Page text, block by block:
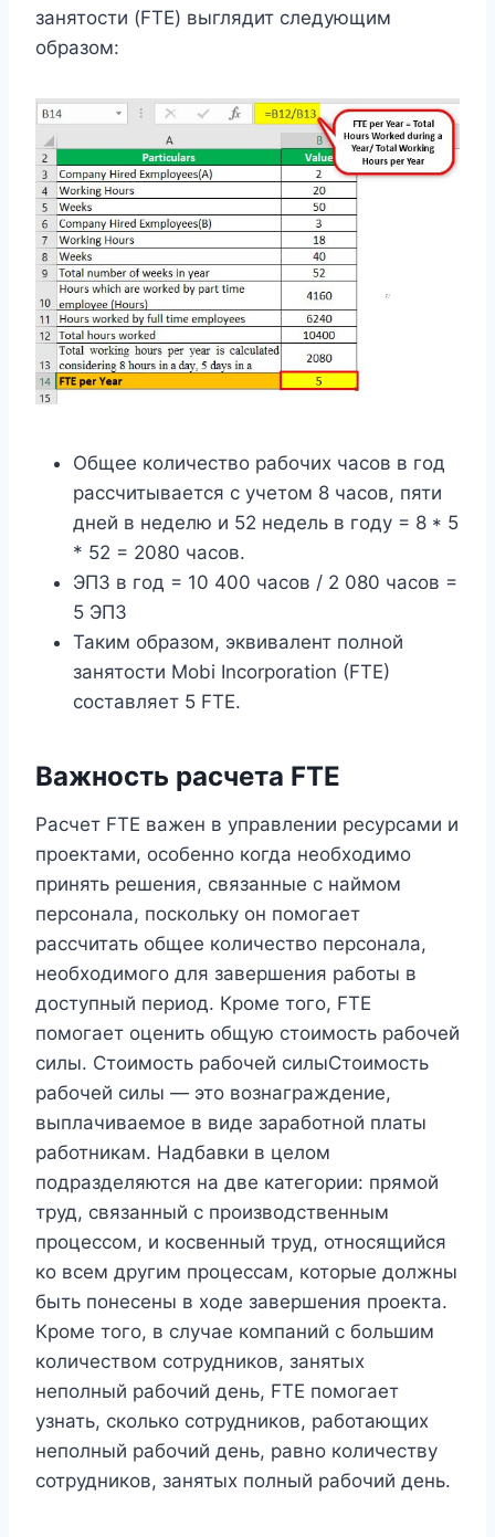
занятости (FTE) выглядит следующим
образом:
Общее количество рабочих часов в год
рассчитывается с учетом 8 часов, пяти
дней в неделю и 52 недель в году = 8 * 5
* 52 = 2080 часов.
ЭПЗ в год = 10 400 часов / 2 080 часов =
5 ЭПЗ
Таким образом, эквивалент полной
занятости Mobi Incorporation (FTE)
составляет 5 FTE.
Важность расчета FTE
Расчет FTE важен в управлении ресурсами и
проектами, особенно когда необходимо
принять решения, связанные с наймом
персонала, поскольку он помогает
рассчитать общее количество персонала,
необходимого для завершения работы в
доступный период. Кроме того, FTE
помогает оценить общую стоимость рабочей
силы. Стоимость рабочей силыСтоимость
рабочей силы — это вознаграждение,
выплачиваемое в виде заработной платы
работникам. Надбавки в целом
подразделяются на две категории: прямой
труд, связанный с производственным
процессом, и косвенный труд, относящийся
ко всем другим процессам, которые должны
быть понесены в ходе завершения проекта.
Кроме того, в случае компаний с большим
количеством сотрудников, занятых
неполный рабочий день, FTE помогает
узнать, сколько сотрудников, работающих
неполный рабочий день, равно количеству
сотрудников, занятых полный рабочий день.